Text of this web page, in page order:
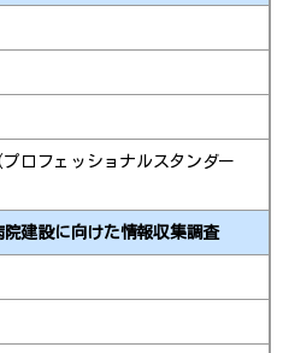
ロフェッショナルスタンダー
建設に向けた情報収集調査